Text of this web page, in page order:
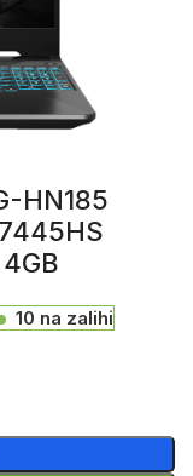
HN185
10 na zalihi